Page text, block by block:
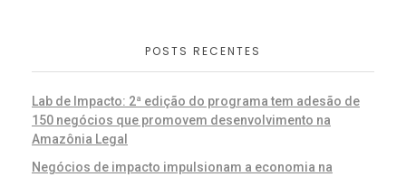
POSTS RECENTES
Lab de Impacto: 2ª edição do programa tem adesão de
150 negócios que promovem desenvolvimento na
Amazônia Legal
Negócios de impacto impulsionam a economia na